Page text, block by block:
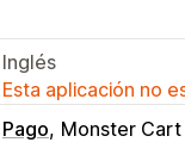
Inglés
Esta aplicación no
Pago Monster Cart